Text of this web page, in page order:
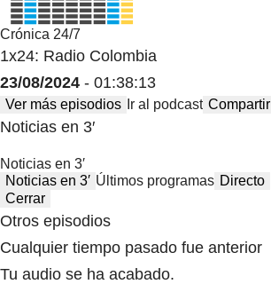
Crónica 24/7
1x24: Radio Colombia
23/08/2024 - 01:38:13
Ver más episodios Ir al podcast Compartir
Noticias en 3′
Noticias en 3′
Noticias en 3′ Últimos programas Directo
Cerrar
Otros episodios
Cualquier tiempo pasado fue anterior
Tu audio se ha acabado.